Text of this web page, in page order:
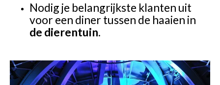
Nodig je belangrijkste klanten uit
voor een diner tussen de haaien in
de dierentuin.